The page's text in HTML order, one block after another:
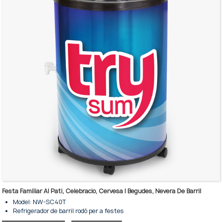
L'exterior es pot enganxar amb el vostre logotip i patrons.
Es pot utilitzar com a regal per ajudar a promocionar la imatge de la
La tapa superior d'escuma té un excel·lent aïllament tèrmic.
Cistella extraïble per facilitar la neteja i el reemplaçament.
Ve amb 4 rodes per facilitar el moviment.
Festa Familiar Al Pati, Celebració, Cervesa I Begudes, Nevera De Barril
Model: NW-SC40T
Refrigerador de barril rodó per a festes
Dimensió de Φ442 * 745 mm